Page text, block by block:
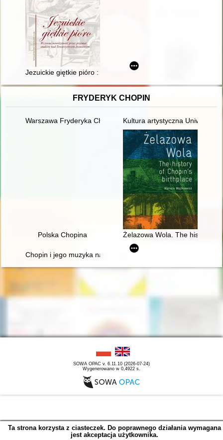
Jezuickie giętkie pióro : wczesna nowożytność przez pryzmat
FRYDERYK CHOPIN
Warszawa Fryderyka Chopina Kultura artystyczna
Polska Chopina Żelazowa Wola. The history of
Chopin i jego muzyka na Dolnym Śląsku" - wystawa w
SOWA OPAC v. 6.11.10 (2026-07-24)
Wygenerowano w 0,4922 s.
Ta strona korzysta z ciasteczek. Do poprawnego działania wymagana
jest akceptacja użytkownika.